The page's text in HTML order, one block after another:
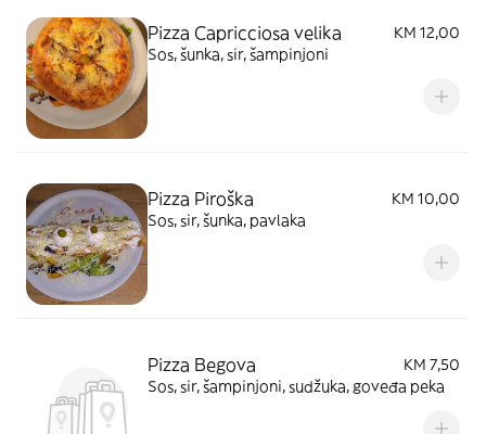
Pizza Capricciosa velika
KM 12,00
Sos, šunka, sir, šampinjoni
Pizza Piroška
KM 10,00
Sos, sir, šunka, pavlaka
Pizza Begova
KM 7,50
Sos, sir, šampinjoni, sudžuka, goveđa peka